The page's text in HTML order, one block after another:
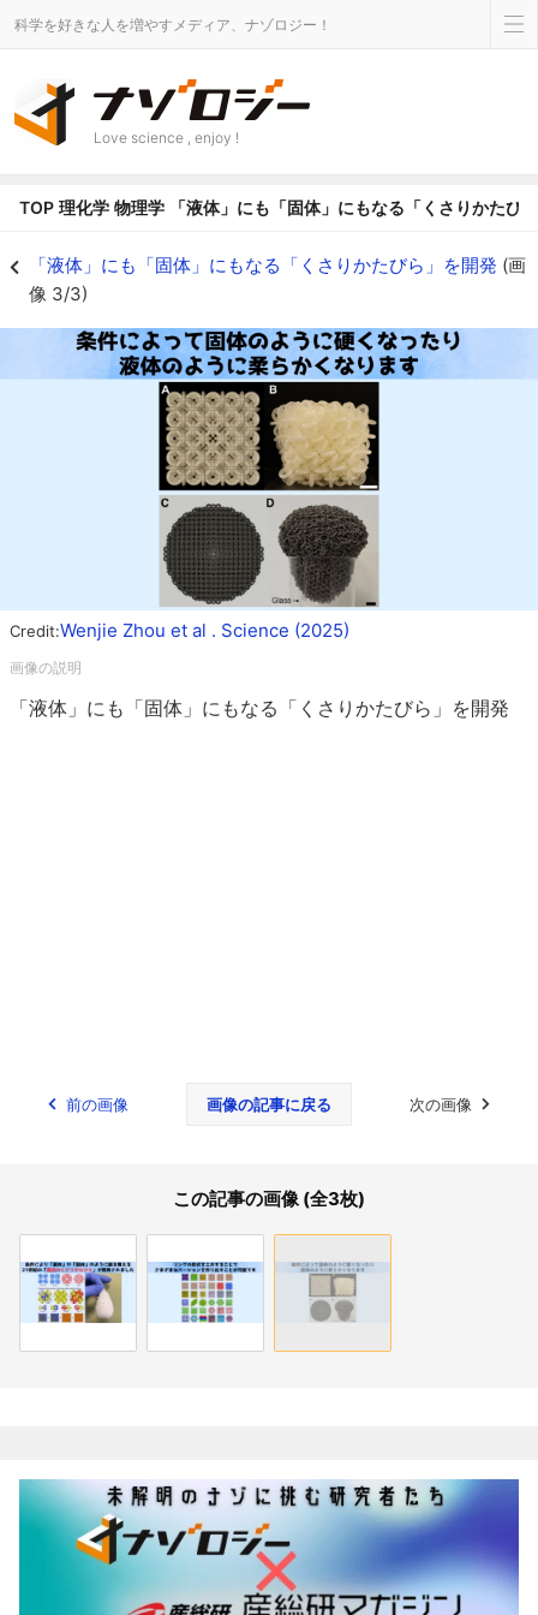
科学を好きな人を増やすメディア、ナゾロジー！
Love science , enjoy !
TOP 理化学 物理学 「液体」にも「固体」にもなる「くさりかたび
「液体」にも「固体」にもなる「くさりかたびら」を開発 (画
像 3/3)
Credit:Wenjie Zhou et al . Science (2025)
「液体」にも「固体」にもなる「くさりかたびら」を開発
前の画像 画像の記事に戻る 次の画像
この記事の画像 (全3枚)